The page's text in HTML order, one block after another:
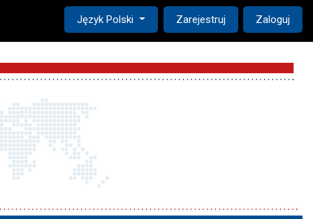
Change the language. The current language is:
Język Polski Zarejestruj Zaloguj